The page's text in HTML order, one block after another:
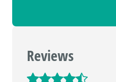
Reviews